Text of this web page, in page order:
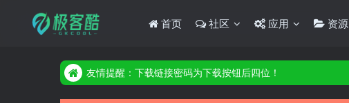
首页 社区 应用 资源
友情提醒：下载链接密码为下载按钮后四位！
友情提醒：下载链接密码为下载按钮后四位！